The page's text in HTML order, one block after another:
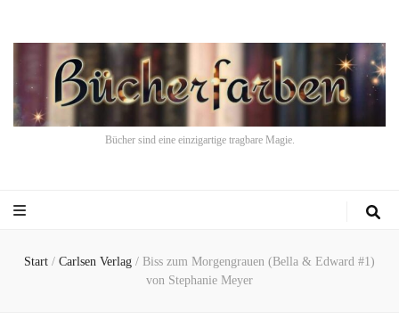
Bücher sind eine einzigartige tragbare Magie.
Start / Carlsen Verlag / Biss zum Morgengrauen (Bella & Edward #1)
von Stephanie Meyer